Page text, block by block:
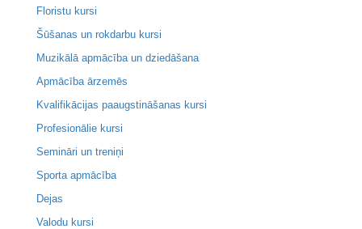
Floristu kursi
Šūšanas un rokdarbu kursi
Muzikālā apmācība un dziedāšana
Apmācība ārzemēs
Kvalifikācijas paaugstināšanas kursi
Profesionālie kursi
Semināri un treniņi
Sporta apmācība
Dejas
Valodu kursi